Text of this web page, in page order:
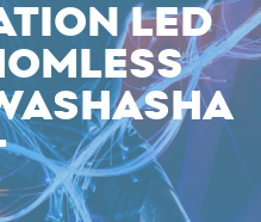
LED